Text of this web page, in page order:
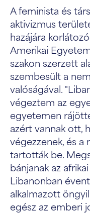
A feminista és
aktivizmus
hazájára
Amerikai
szakon szerzett
szembesült a
valóságával.
végeztem az
egyetemen
azért vannak ott,
végezzenek, és
tartották be.
bánjanak az
Libanonban
alkalmazott
egész az emberi